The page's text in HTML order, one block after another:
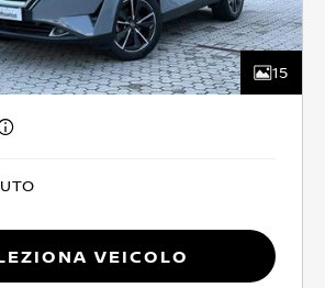
15
Veicolo